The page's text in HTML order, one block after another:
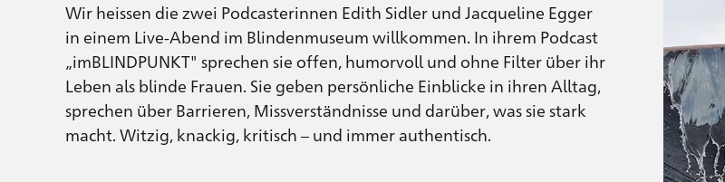
Wir heissen die zwei Podcasterinnen Edith Sidler und Jacqueline Egger
in einem Live-Abend im Blindenmuseum willkommen. In ihrem Podcast
„imBLINDPUNKT" sprechen sie offen, humorvoll und ohne Filter über ihr
Leben als blinde Frauen. Sie geben persönliche Einblicke in ihren Alltag,
sprechen über Barrieren, Missverständnisse und darüber, was sie stark
macht. Witzig, knackig, kritisch – und immer authentisch.